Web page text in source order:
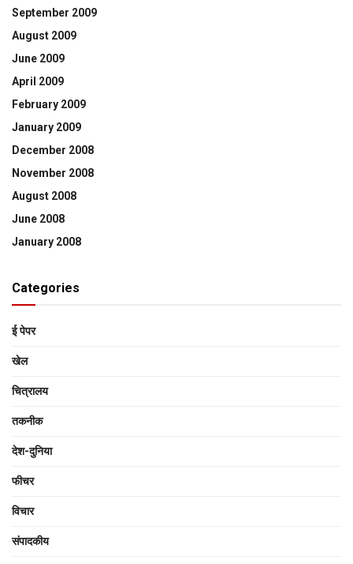
September 2009
August 2009
June 2009
April 2009
February 2009
January 2009
December 2008
November 2008
August 2008
June 2008
January 2008
Categories
ई पेपर
खेल
चित्रालय
तकनीक
देश-दुनिया
फीचर
विचार
संपादकीय